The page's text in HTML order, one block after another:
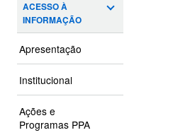
ACESSO À
INFORMAÇÃO
Apresentação
Institucional
Ações e
Programas PPA